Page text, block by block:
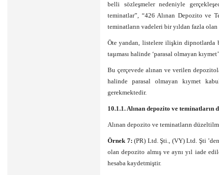
belli sözleşmeler nedeniyle
teminatlar”, “426 Alınan Depozito ve
teminatların vadeleri bir yıldan fazla olan
Öte yandan, listelere ilişkin dipnotlarda
taşıması halinde ‘parasal olmayan
Bu çerçevede alınan ve verilen
halinde parasal olmayan kıymet
gerekmektedir.
10.1.1. Alınan depozito ve teminatların
Alınan depozito ve teminatların
Örnek 7: (PR) Ltd. Şti., (VY) Ltd. Şti
olan depozito almış ve aynı yıl iade
hesaba kaydetmiştir.